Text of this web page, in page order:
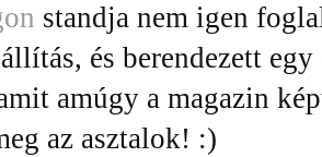
standja nem igen
és berendezett
amúgy a magazin
az asztalok! :)